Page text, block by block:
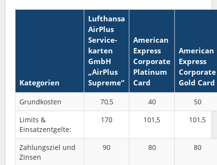
Kategorien
Lufthansa
AirPlus
Service-
karten
GmbH
„AirPlus
Supreme“
American
Express
Corporate
Platinum
Card
American
Express
Corporate
Gold Card
Grundkosten 70,5 40
50
Limits &
Einsatzentgelte:
170 101,5 101,5
Zahlungsziel und
Zinsen
90 80 80